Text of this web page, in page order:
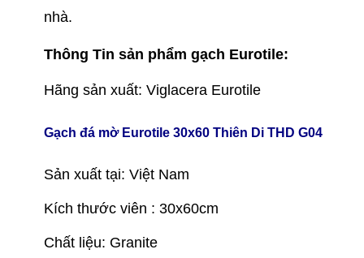
nhà.
Thông Tin sản phẩm gạch Eurotile:
Hãng sản xuất: Viglacera Eurotile
Gạch đá mờ Eurotile 30x60 Thiên Di THD G04
Sản xuất tại: Việt Nam
Kích thước viên : 30x60cm
Chất liệu: Granite